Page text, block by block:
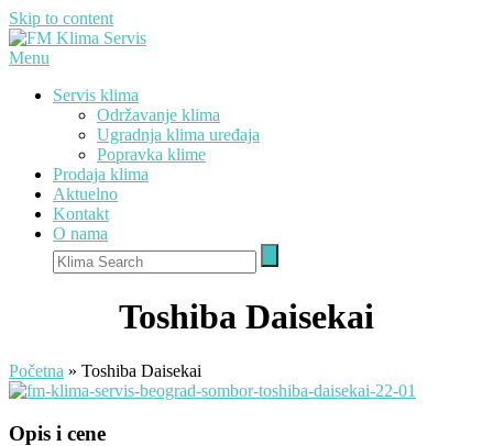
Skip to content
Menu
Servis klima
Održavanje klima
Ugradnja klima uređaja
Popravka klime
Prodaja klima
Aktuelno
Kontakt
O nama
Toshiba Daisekai
Početna » Toshiba Daisekai
Opis i cene